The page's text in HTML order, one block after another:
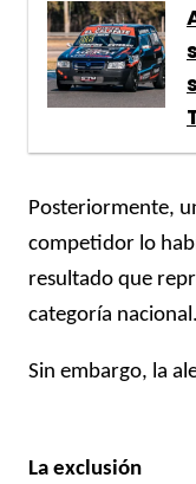
Posteriormente,
competidor lo
resultado que
categoría nacional.
Sin embargo, la
La exclusión